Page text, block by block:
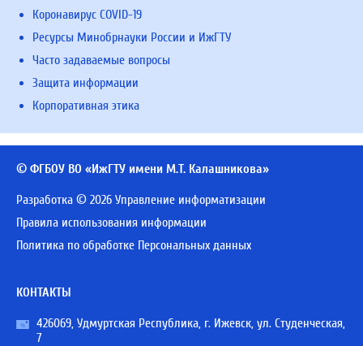
Коронавирус COVID-19
Ресурсы Минобрнауки России и ИжГТУ
Часто задаваемые вопросы
Защита информации
Корпоративная этика
© ФГБОУ ВО «ИжГТУ имени М.Т. Калашникова»
Разработка © 2026 Управление информатизации
Правила использования информации
Политика по обработке Персональных данных
КОНТАКТЫ
426069, Удмуртская Республика, г. Ижевск, ул. Студенческая,
7